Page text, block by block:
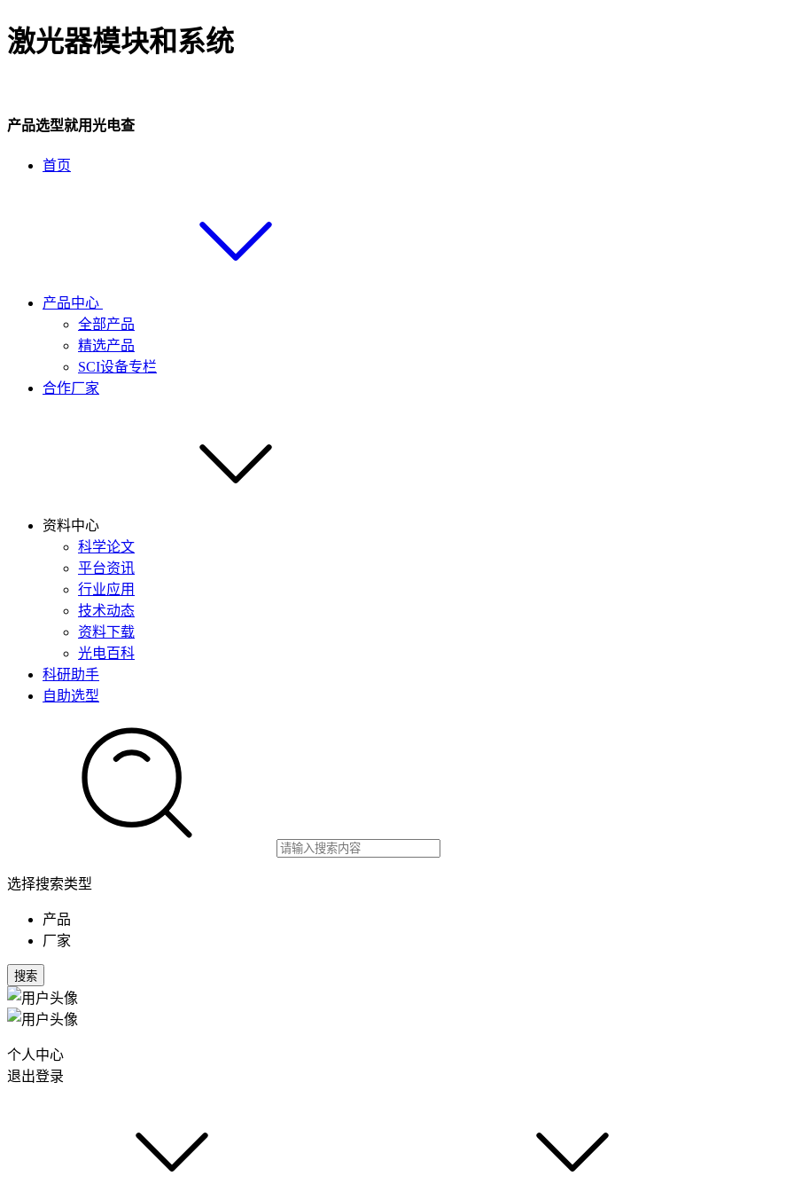
激光器模块和系统
产品选型就用光电查
首页
产品中心
全部产品
精选产品
SCI设备专栏
合作厂家
资料中心
科学论文
平台资讯
行业应用
技术动态
资料下载
光电百科
科研助手
自助选型
选择搜索类型
产品
厂家
搜索
个人中心
退出登录